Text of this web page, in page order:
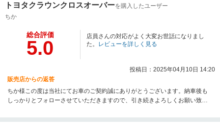
トヨタクラウンクロスオーバーを購入したユーザー
ちか
総合評価
5.0
店員さんの対応がよく大変お世話になりまし
た。 レビューを詳しく見る
投稿日：2025年04月10日 14:20
販売店からの返答
ちか様この度は当社にてお車のご契約誠にありがとうございます。納車後も
しっかりとフォローさせていただきますので、引き続きよろしくお願い致し